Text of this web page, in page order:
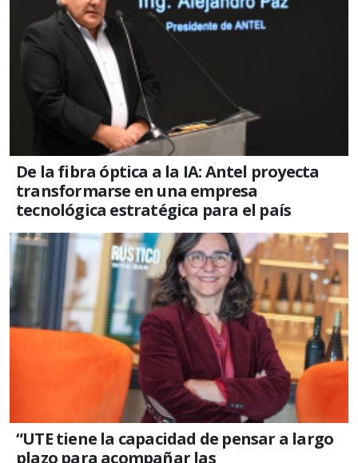
De la fibra óptica a la IA: Antel proyecta
transformarse en una empresa
tecnológica estratégica para el país
“UTE tiene la capacidad de pensar a largo
plazo para acompañar las